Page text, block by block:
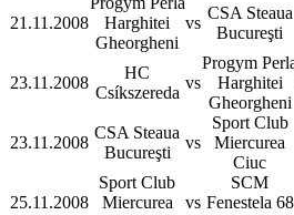
21.11.2008
Harghitei
Gheorgheni
vs
CSA Steaua
Bucureşti
23.11.2008
HC
Csíkszereda
vs
Progym
Harghitei
Gheorgheni
23.11.2008
CSA Steaua
Bucureşti
vs
Sport Club
Miercurea
Ciuc
25.11.2008
Sport Club
Miercurea
vs
SCM
Fenestela 68